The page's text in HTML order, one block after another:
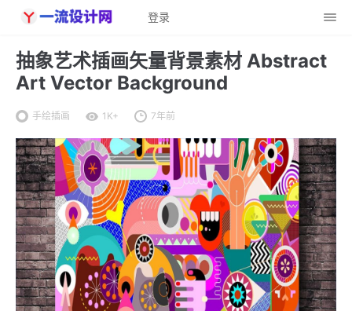
登录
抽象艺术插画矢量背景素材 Abstract
Art Vector Background
手绘插画 1K+ 7年前